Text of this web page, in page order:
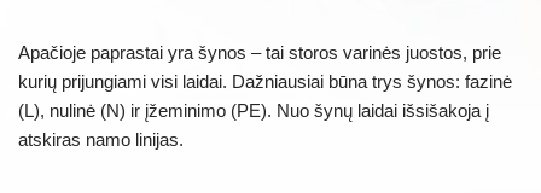
Apačioje paprastai yra šynos – tai storos varinės juostos, prie
kurių prijungiami visi laidai. Dažniausiai būna trys šynos: fazinė
(L), nulinė (N) ir įžeminimo (PE). Nuo šynų laidai išsišakoja į
atskiras namo linijas.